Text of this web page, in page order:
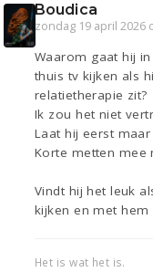
Boudica
zondag 19 april 2026
Waarom gaat hij
thuis tv kijken als
relatietherapie zit?
Ik zou het niet
Laat hij eerst
Korte metten mee
Vindt hij het leuk
kijken en met hem
Het is wat het is.